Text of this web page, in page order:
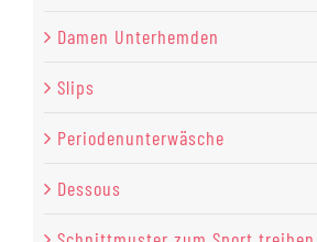
Damen Unterhemden
Slips
Periodenunterwäsche
Dessous